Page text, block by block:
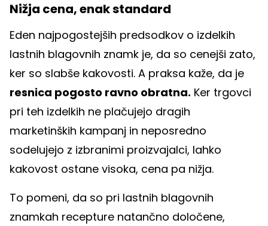
Nižja cena, enak standard
Eden najpogostejših predsodkov o izdelkih
lastnih blagovnih znamk je, da so cenejši zato,
ker so slabše kakovosti. A praksa kaže, da je
resnica pogosto ravno obratna. Ker trgovci
pri teh izdelkih ne plačujejo dragih
marketinških kampanj in neposredno
sodelujejo z izbranimi proizvajalci, lahko
kakovost ostane visoka, cena pa nižja.
To pomeni, da so pri lastnih blagovnih
znamkah recepture natančno določene,